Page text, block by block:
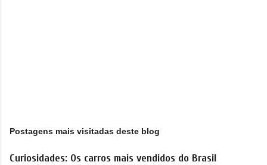
Postagens mais visitadas deste blog
Curiosidades: Os carros mais vendidos do Brasil